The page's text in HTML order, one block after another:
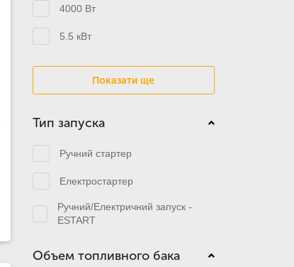
4000 Вт
5.5 кВт
Показати ще
Тип запуска
Ручний стартер
Електростартер
Ручний/Електричний запуск -
ESTART
Объем топливного бака